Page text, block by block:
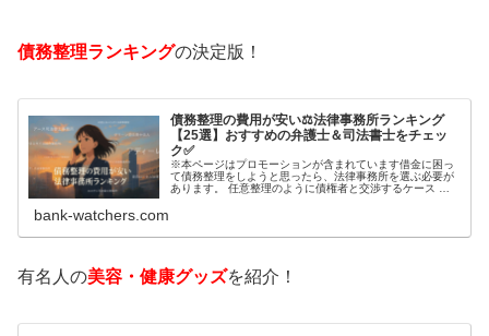
債務整理ランキングの決定版！
債務整理の費用が安い⚖️法律事務所ランキング
【25選】おすすめの弁護士＆司法書士をチェッ
ク✅
※本ページはプロモーションが含まれています借金に困っ
て債務整理をしようと思ったら、法律事務所を選ぶ必要が
あります。 任意整理のように債権者と交渉するケース 自
bank-watchers.com
有名人の美容・健康グッズを紹介！